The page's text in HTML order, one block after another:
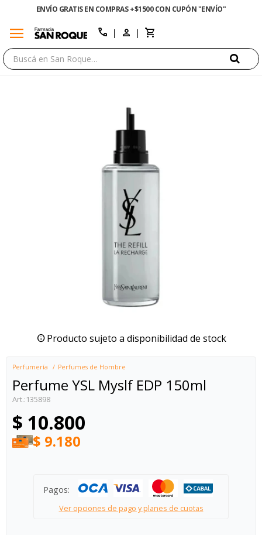
ENVÍO GRATIS EN COMPRAS +$1500 CON CUPÓN "ENVÍO"
menu call
Producto sujeto a disponibilidad de stock
Perfumería Perfumes de Hombre
Perfume YSL Myslf EDP 150ml
135898
$ 10.800
$ 9.180
Pagos:
Ver opciones de pago y planes de cuotas
close